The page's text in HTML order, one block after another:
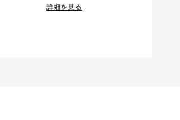
詳細を見る